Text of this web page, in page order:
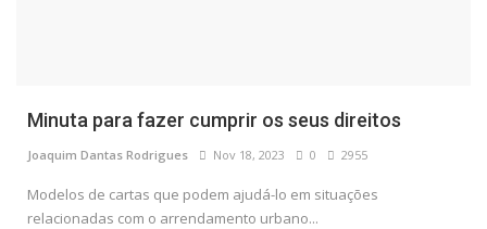
Minuta para fazer cumprir os seus direitos
Joaquim Dantas Rodrigues Nov 18, 2023 0 2955
Modelos de cartas que podem ajudá-lo em situações
relacionadas com o arrendamento urbano...